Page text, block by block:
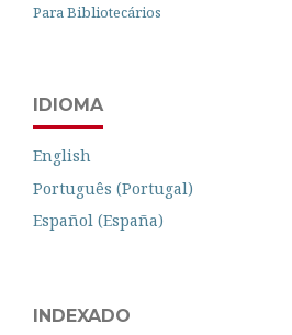
Para Bibliotecários
IDIOMA
English
Português (Portugal)
Español (España)
INDEXADO